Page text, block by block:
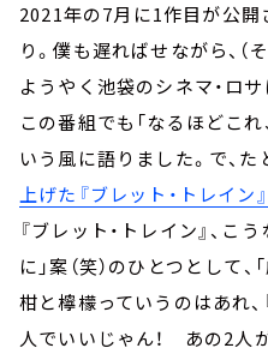
2021年の7月に1作目が公開
り。僕も遅ればせながら、（
ようやく池袋のシネマ・ロ
この番組でも「なるほどこれ
いう風に語りました。で、た
上げた『ブレット・トレイン
『ブレット・トレイン』、こ
に」案（笑）のひとつとし
柑と檸檬っていうのはあれ
人でいいじゃん！ あの2人